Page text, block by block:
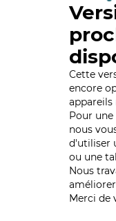
Cette
encore
appareils
Pour
nous
d'utiliser
ou une
Nous
Merci de